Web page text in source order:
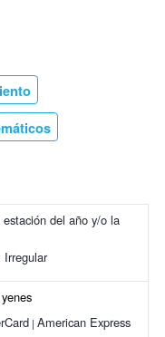
del año y/o la
Irregular
American Express